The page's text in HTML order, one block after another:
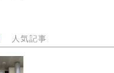
人気記事